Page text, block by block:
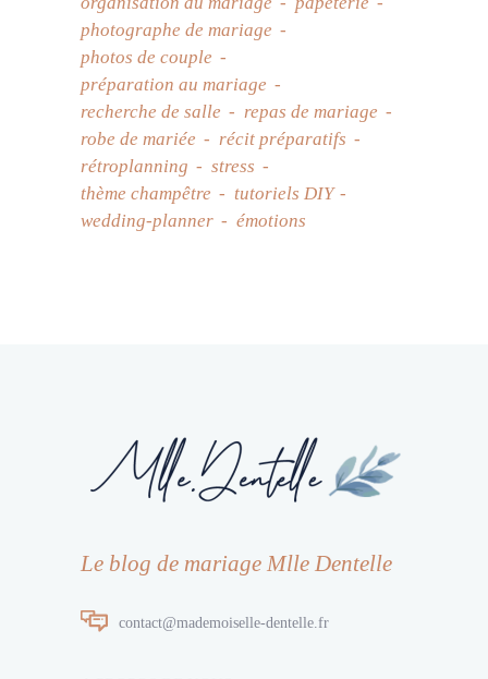
photographe de mariage
photos de couple
préparation au mariage
recherche de salle
repas de mariage
robe de mariée
récit préparatifs
rétroplanning
stress
thème champêtre
tutoriels DIY
wedding-planner
émotions
Le blog de mariage Mlle Dentelle
contact@mademoiselle-dentelle.fr